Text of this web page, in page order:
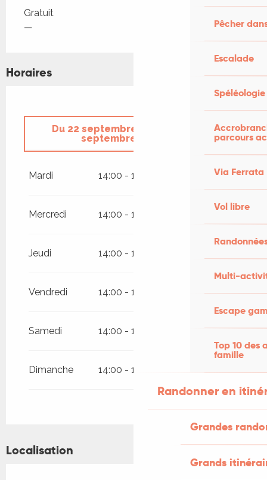
Pêcher
Escalade
Spéléologie
parcours
Via Ferrata
Vol libre
Multi-
Escape
Top 10 des
famille
Randonner en
Grandes
Grands
Tarifs 2026
Gratuit
—
Horaires
Du 22 septembre 2026
septembre 2026
2026
Mardi 14:00 - 18:00
Mercredi 14:00 - 18:00
Jeudi 14:00 - 18:00
Vendredi 14:00 - 18:00
Samedi 14:00 - 18:00
Dimanche 14:00 - 18:00
Localisation